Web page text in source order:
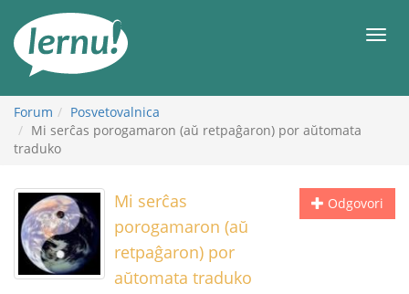
vsebini
Meni
Forum
Posvetovalnica
Mi serĉas porogamaron (aŭ retpaĝaron) por aŭtomata
traduko
Odgovori
Mi serĉas
porogamaron (aŭ
retpaĝaron) por
aŭtomata traduko